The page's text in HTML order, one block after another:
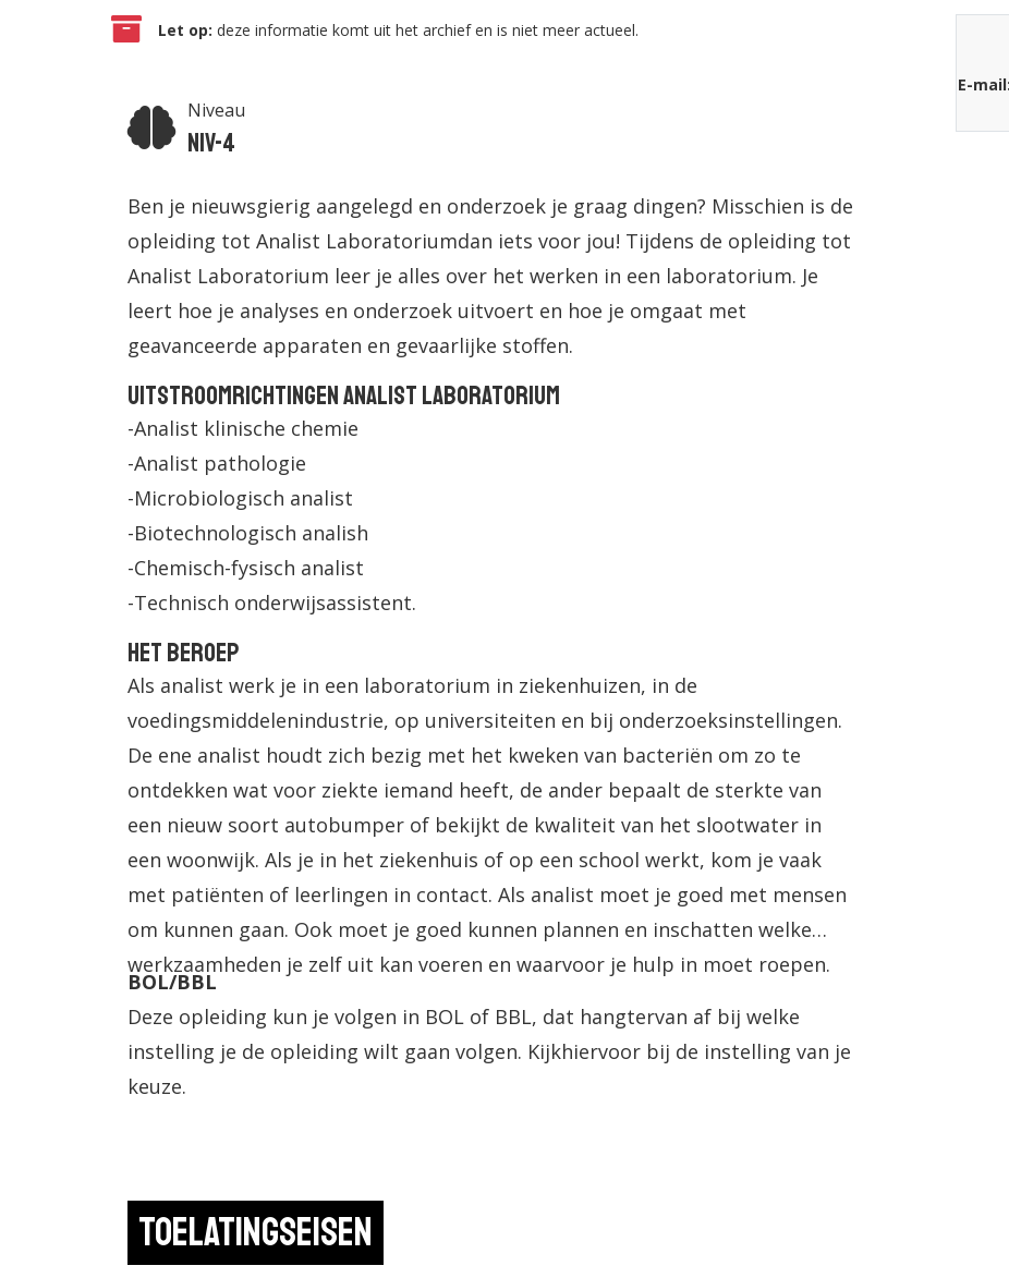
Let op: deze informatie komt uit het archief en is niet meer actueel.
Niveau
Niv-4
Ben je nieuwsgierig aangelegd en onderzoek je graag dingen? Misschien is de
opleiding tot Analist Laboratoriumdan iets voor jou! Tijdens de opleiding tot
Analist Laboratorium leer je alles over het werken in een laboratorium. Je
leert hoe je analyses en onderzoek uitvoert en hoe je omgaat met
geavanceerde apparaten en gevaarlijke stoffen.
Uitstroomrichtingen Analist Laboratorium
-Analist klinische chemie
-Analist pathologie
-Microbiologisch analist
-Biotechnologisch analish
-Chemisch-fysisch analist
-Technisch onderwijsassistent.
Het beroep
Als analist werk je in een laboratorium in ziekenhuizen, in de
voedingsmiddelenindustrie, op universiteiten en bij onderzoeksinstellingen.
De ene analist houdt zich bezig met het kweken van bacteriën om zo te
ontdekken wat voor ziekte iemand heeft, de ander bepaalt de sterkte van
een nieuw soort autobumper of bekijkt de kwaliteit van het slootwater in
een woonwijk. Als je in het ziekenhuis of op een school werkt, kom je vaak
met patiënten of leerlingen in contact. Als analist moet je goed met mensen
om kunnen gaan. Ook moet je goed kunnen plannen en inschatten welke
werkzaamheden je zelf uit kan voeren en waarvoor je hulp in moet roepen.
BOL/BBL
Deze opleiding kun je volgen in BOL of BBL, dat hangtervan af bij welke
instelling je de opleiding wilt gaan volgen. Kijkhiervoor bij de instelling van je
keuze.
Toelatingseisen
E-mail: